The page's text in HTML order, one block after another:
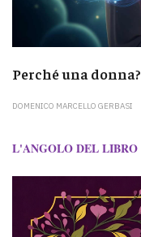
Perché una donna?
DOMENICO MARCELLO GERBASI
L'ANGOLO DEL LIBRO